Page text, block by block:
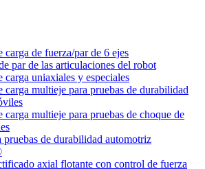
carga de fuerza/par de 6 ejes
par de las articulaciones del robot
carga uniaxiales y especiales
carga multieje para pruebas de durabilidad
carga multieje para pruebas de choque de
de durabilidad automotriz
axial flotante con control de fuerza